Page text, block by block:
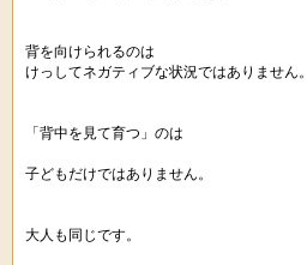
背を向けられるのは
けっしてネガティブな状況ではありません。
「背中を見て育つ」のは
子どもだけではありません。
大人も同じです。